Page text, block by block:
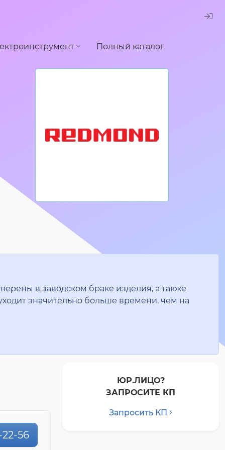
Полный каталог
в заводском браке изделия, а также
значительно больше времени, чем на
22-56
ЮР.ЛИЦО?
ЗАПРОСИТЕ КП
Запросить КП